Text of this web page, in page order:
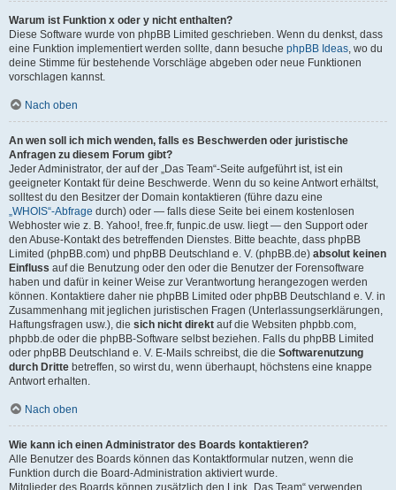
Warum ist Funktion x oder y nicht enthalten?
Diese Software wurde von phpBB Limited geschrieben. Wenn du denkst, dass
eine Funktion implementiert werden sollte, dann besuche phpBB Ideas, wo du
deine Stimme für bestehende Vorschläge abgeben oder neue Funktionen
vorschlagen kannst.
Nach oben
An wen soll ich mich wenden, falls es Beschwerden oder juristische
Anfragen zu diesem Forum gibt?
Jeder Administrator, der auf der „Das Team“-Seite aufgeführt ist, ist ein
geeigneter Kontakt für deine Beschwerde. Wenn du so keine Antwort erhältst,
solltest du den Besitzer der Domain kontaktieren (führe dazu eine
„WHOIS“-Abfrage durch) oder — falls diese Seite bei einem kostenlosen
Webhoster wie z. B. Yahoo!, free.fr, funpic.de usw. liegt — den Support oder
den Abuse-Kontakt des betreffenden Dienstes. Bitte beachte, dass phpBB
Limited (phpBB.com) und phpBB Deutschland e. V. (phpBB.de) absolut keinen
Einfluss auf die Benutzung oder den oder die Benutzer der Forensoftware
haben und dafür in keiner Weise zur Verantwortung herangezogen werden
können. Kontaktiere daher nie phpBB Limited oder phpBB Deutschland e. V. in
Zusammenhang mit jeglichen juristischen Fragen (Unterlassungserklärungen,
Haftungsfragen usw.), die sich nicht direkt auf die Websiten phpbb.com,
phpbb.de oder die phpBB-Software selbst beziehen. Falls du phpBB Limited
oder phpBB Deutschland e. V. E-Mails schreibst, die die Softwarenutzung
durch Dritte betreffen, so wirst du, wenn überhaupt, höchstens eine knappe
Antwort erhalten.
Nach oben
Wie kann ich einen Administrator des Boards kontaktieren?
Alle Benutzer des Boards können das Kontaktformular nutzen, wenn die
Funktion durch die Board-Administration aktiviert wurde.
Mitglieder des Boards können zusätzlich den Link „Das Team“ verwenden.